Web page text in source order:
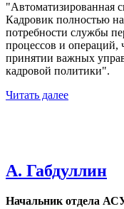
"Автоматизированная
Кадровик полностью
потребности службы
процессов и операций,
принятии важных
кадровой политики".
Читать далее
А. Габдуллин
Начальник отдела